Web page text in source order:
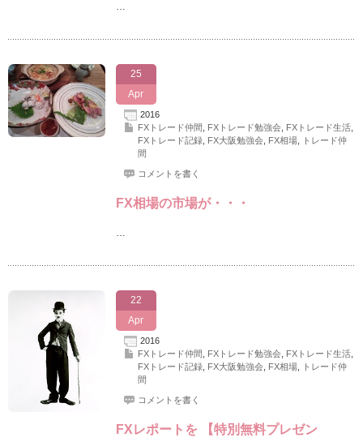
…
25
Apr
2016
FXトレード仲間
FXトレード勉強会, FXトレード生活,
FXトレード記録, FX大阪勉強会, FX相場,
トレード仲
間
コメントを書く
FX相場の市場が・・・
…
22
Apr
2016
FXトレード仲間
FXトレード勉強会, FXトレード生活,
FXトレード記録, FX大阪勉強会, FX相場,
トレード仲
間
コメントを書く
FXレポートを 【特別無料プレゼン